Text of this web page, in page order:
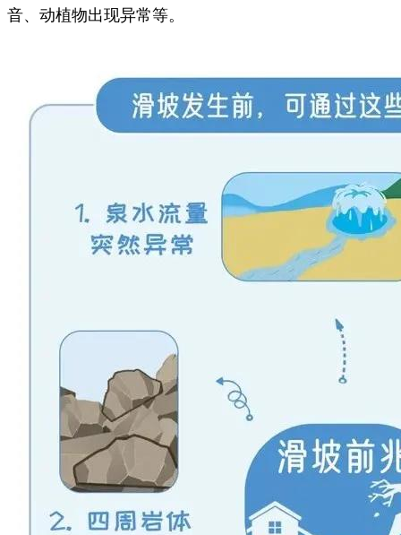
音、动植物出现异常等。